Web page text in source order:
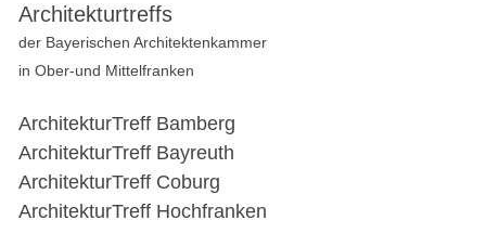
Architekturtreffs
der Bayerischen Architektenkammer
in Ober-und Mittelfranken
ArchitekturTreff Bamberg
ArchitekturTreff Bayreuth
ArchitekturTreff Coburg
ArchitekturTreff Hochfranken